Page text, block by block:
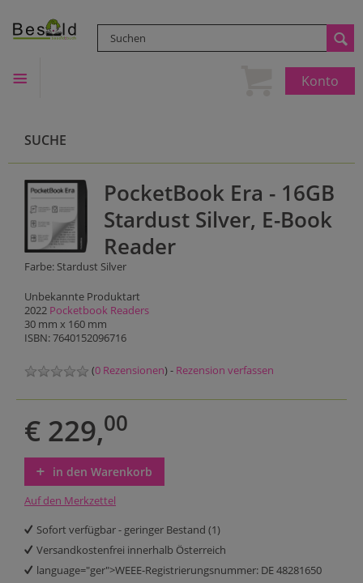
Konto
SUCHE
PocketBook Era - 16GB
Stardust Silver, E-Book
Reader
Farbe: Stardust Silver
Unbekannte Produktart
2022 Pocketbook Readers
30 mm x 160 mm
ISBN: 7640152096716
(0 Rezensionen) - Rezension verfassen
€ 229,00
in den Warenkorb
Auf den Merkzettel
Sofort verfügbar - geringer Bestand (1)
Versandkostenfrei innerhalb Österreich
language="ger">WEEE-Registrierungsnummer: DE 48281650